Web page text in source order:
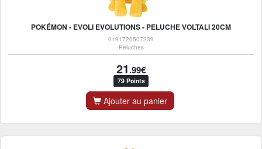
POKÉMON - EVOLI EVOLUTIONS - PELUCHE VOLTALI 20CM
0191726507239
Peluches
21.99€
79 Points
Ajouter au panier